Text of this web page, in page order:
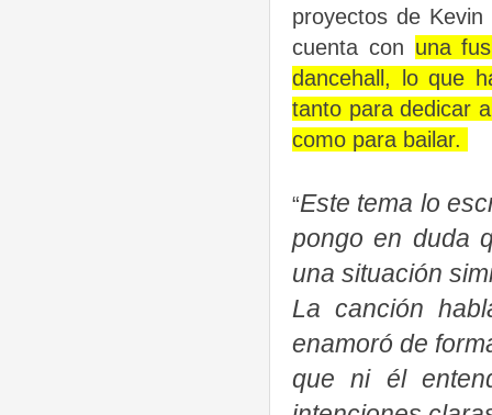
proyectos de
cuenta con una
dancehall, lo que
tanto para dedicar
como para bailar.
“Este tema lo
pongo en duda
una situación
La canción
enamoró de
que ni él